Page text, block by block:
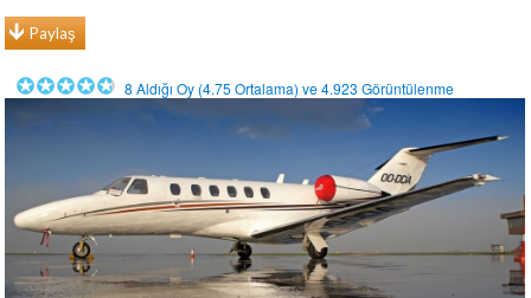
Paylaş
8 Aldığı Oy (4.75 Ortalama) ve4.923 Görüntülenme